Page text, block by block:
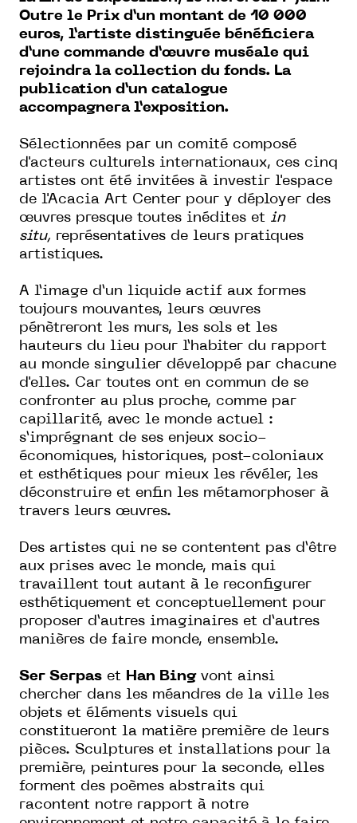
Outre le Prix d’un montant de 10 000
euros, l’artiste distinguée bénéficiera
d’une commande d’œuvre muséale qui
rejoindra la collection du fonds. La
publication d’un catalogue
accompagnera l’exposition.
Sélectionnées par un comité composé
d'acteurs culturels internationaux, ces cinq
artistes ont été invitées à investir l'espace
de l'Acacia Art Center pour y déployer des
œuvres presque toutes inédites et in
situ, représentatives de leurs pratiques
artistiques.
A l’image d’un liquide actif aux formes
toujours mouvantes, leurs œuvres
pénètreront les murs, les sols et les
hauteurs du lieu pour l’habiter du rapport
au monde singulier développé par chacune
d'elles. Car toutes ont en commun de se
confronter au plus proche, comme par
capillarité, avec le monde actuel :
s’imprégnant de ses enjeux socio-
économiques, historiques, post-coloniaux
et esthétiques pour mieux les révéler, les
déconstruire et enfin les métamorphoser à
travers leurs œuvres.
Des artistes qui ne se contentent pas d’être
aux prises avec le monde, mais qui
travaillent tout autant à le reconfigurer
esthétiquement et conceptuellement pour
proposer d’autres imaginaires et d’autres
manières de faire monde, ensemble.
Ser Serpas et Han Bingvont ainsi
chercher dans les méandres de la ville les
objets et éléments visuels qui
constitueront la matière première de leurs
pièces. Sculptures et installations pour la
première, peintures pour la seconde, elles
forment des poèmes abstraits qui
racontent notre rapport à notre